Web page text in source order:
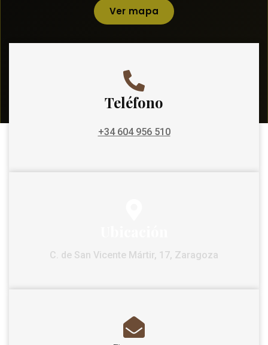
Ver mapa
Teléfono
+34 604 956 510
C. de San Vicente Mártir, 17, Zaragoza